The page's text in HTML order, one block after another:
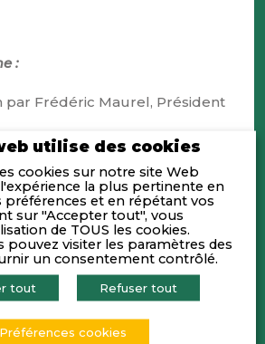
:
Frédéric Maurel, Président
: bilan et grandes données
que faire des PGE ?
de :
Bpifrance
utilise des cookies
cookies sur notre site Web
la plus pertinente en
et en répétant vos
sur "Accepter tout", vous
de TOUS les cookies.
pouvez visiter les paramètres des
un consentement contrôlé.
tout Refuser tout
Préférences cookies